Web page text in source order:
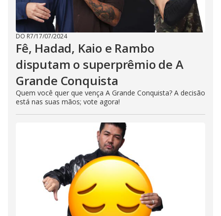
DO R7/17/07/2024
Fê, Hadad, Kaio e Rambo
disputam o superprêmio de A
Grande Conquista
Quem você quer que vença A Grande Conquista? A decisão
está nas suas mãos; vote agora!